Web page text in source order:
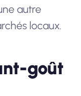
autre
locaux.
goût